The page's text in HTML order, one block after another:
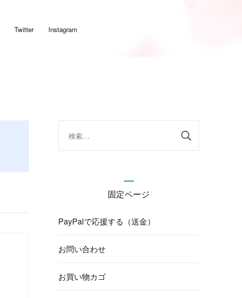
Twitter Instagram
固定ページ
PayPalで応援する（送金）
お問い合わせ
お買い物カゴ